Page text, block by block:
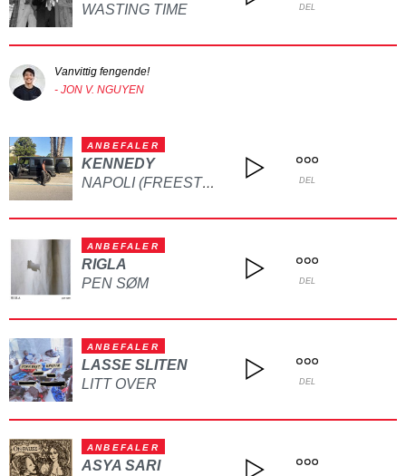
WASTING TIME
DEL
Vanvittig fengende!
- JON V. NGUYEN
ANBEFALER
KENNEDY
NAPOLI (FREESTYLE) DEL
ANBEFALER
RIGLA
PEN SØM
DEL
ANBEFALER
LASSE SLITEN
LITT OVER
DEL
ANBEFALER
ASYA SARI